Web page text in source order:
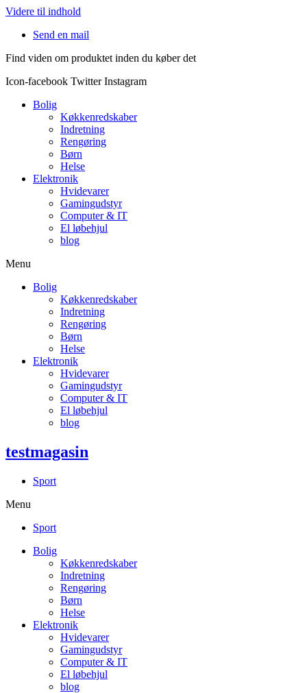
Videre til indhold
Send en mail
Find viden om produktet inden du køber det
Icon-facebook Twitter Instagram
Bolig
Køkkenredskaber
Indretning
Rengøring
Børn
Helse
Elektronik
Hvidevarer
Gamingudstyr
Computer & IT
El løbehjul
blog
Menu
Bolig
Køkkenredskaber
Indretning
Rengøring
Børn
Helse
Elektronik
Hvidevarer
Gamingudstyr
Computer & IT
El løbehjul
blog
testmagasin
Sport
Menu
Sport
Bolig
Køkkenredskaber
Indretning
Rengøring
Børn
Helse
Elektronik
Hvidevarer
Gamingudstyr
Computer & IT
El løbehjul
blog